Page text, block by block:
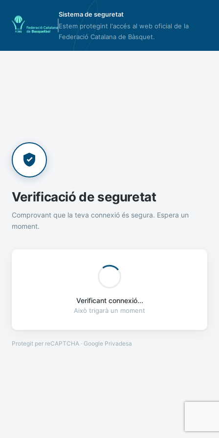
Sistema de seguretat
Estem protegint l'accés al web oficial de la
Federació Catalana de Bàsquet.
Verificació de seguretat
Comprovant que la teva connexió és segura. Espera un
moment.
Verificant connexió...
Això trigarà un moment
Protegit per reCAPTCHA · Google Privadesa